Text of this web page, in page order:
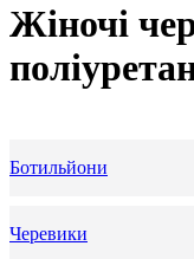
Жіночі
Ботильйони
Черевики